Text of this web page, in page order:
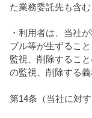
た業務委託先も含
・利用者は、当社
ブル等が生ずるこ
監視、削除するこ
の監視、削除する
第14条（当社に対す